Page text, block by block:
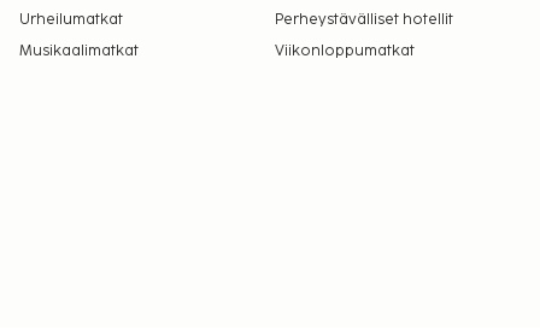
Urheilumatkat
Perheystävälliset hotellit
Musikaalimatkat
Viikonloppumatkat